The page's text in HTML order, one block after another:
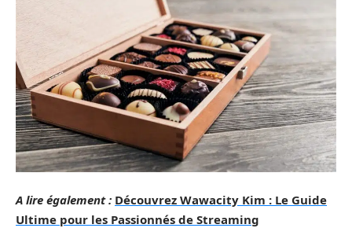
A lire également : Découvrez Wawacity Kim : Le Guide
Ultime pour les Passionnés de Streaming